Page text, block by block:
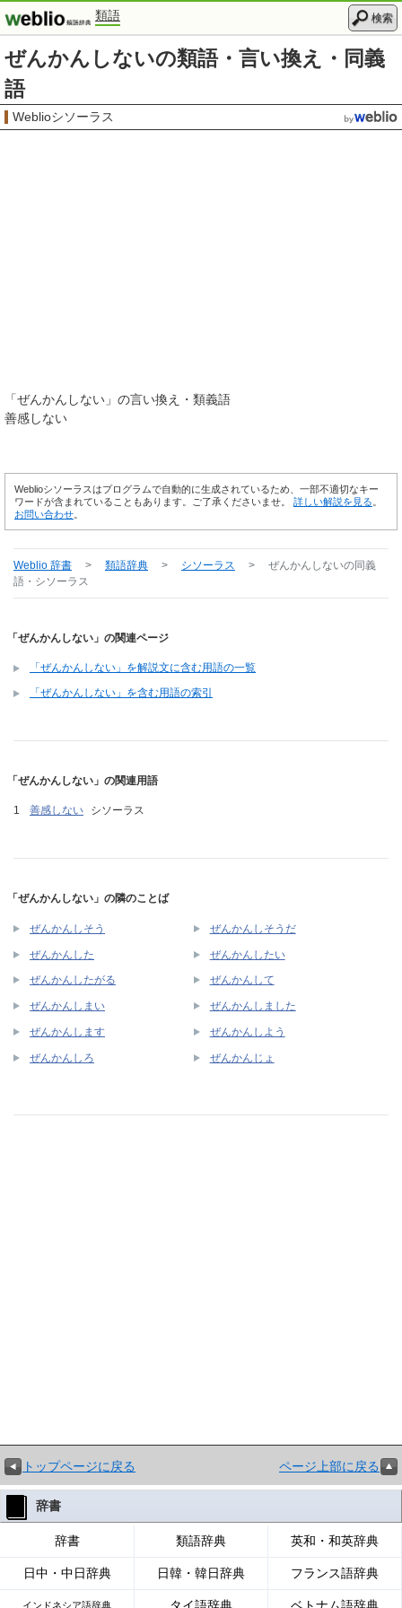
類語 検索
ぜんかんしないの類語・言い換え・同義
語
Weblioシソーラス
「ぜんかんしない 」の言い換え・類義語
善感しない
Weblioシソーラスはプログラムで自動的に生成されているため、一部不適切なキー
ワードが含まれていることもあります。ご了承くださいませ。 詳しい解説を見る
お問い合わせ
Weblio 辞書 > 類語辞典 > シソーラス > ぜんかんしないの同義
語・シソーラス
「ぜんかんしない」の関連ページ
「ぜんかんしない」を解説文に含む用語の一覧
「ぜんかんしない」を含む用語の索引
「ぜんかんしない」の関連用語
善感しない シソーラス
「ぜんかんしない」の隣のことば
ぜんかんしそう ぜんかんしそうだ
ぜんかんした ぜんかんしたい
ぜんかんしたがる ぜんかんして
ぜんかんしまい ぜんかんしました
ぜんかんします ぜんかんしよう
ぜんかんしろ ぜんかんじょ
トップページに戻る ページ上部に戻る
辞書
辞書 類語辞典 英和・和英辞典
日中・中日辞典 日韓・韓日辞典 フランス語辞典
インドネシア語辞典